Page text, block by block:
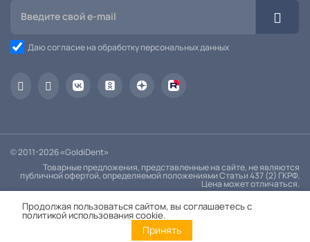
Даю согласие на обработку персональных данных
© 2011-2026 «GoldiDent»
Товарные предложения, представленные на сайте, не являются
публичной офертой, определяемой положениями Статьи 437 (2) ГКРФ.
Цена может отличаться.
Продолжая пользоваться сайтом, вы соглашаетесь с
политикой использования cookie.
Принять